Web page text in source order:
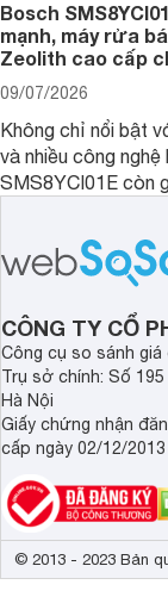
Bosch
mạnh, máy rửa
Zeolith cao cấp
09/07/2026
Không chỉ nổi bật
và nhiều công
SMS8YCI01E còn
thời điểm mới mở
giá trị/chi phí hấp
dùng đang tìm
bát cao cấp.
CÔNG TY CỔ
Công cụ so sánh giá
Trụ sở chính: Số
Hà Nội
Giấy chứng nhận
cấp ngày 02/12/2013
© 2013 - 2023 Bản